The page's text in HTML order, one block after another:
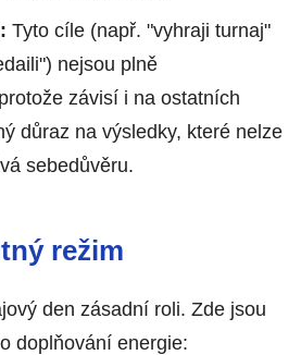
Tyto cíle (např. "vyhraji turnaj"
nejsou plně
závisí i na ostatních
důraz na výsledky, které nelze
sebedůvěru.
režim
den zásadní roli. Zde jsou
doplňování energie: